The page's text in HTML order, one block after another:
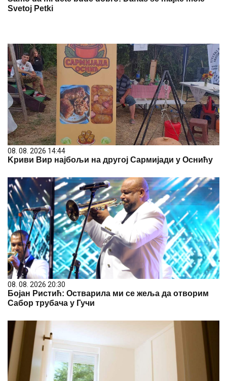
Svetoj Petki
08. 08. 2026 14:44
Kриви Вир најбољи на другој Сармијади у Оснићу
08. 08. 2026 20:30
Бојан Ристић: Остварила ми се жеља да отворим
Сабор трубача у Гучи